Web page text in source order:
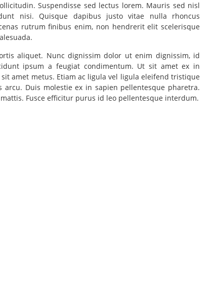
Suspendisse sed lectus lorem. Mauris sed nisl
nisi. Quisque dapibus justo vitae nulla rhoncus
rutrum finibus enim, non hendrerit elit scelerisque
aliquet. Nunc dignissim dolor ut enim dignissim, id
ipsum a feugiat condimentum. Ut sit amet ex in
amet metus. Etiam ac ligula vel ligula eleifend tristique
arcu. Duis molestie ex in sapien pellentesque pharetra.
Fusce efficitur purus id leo pellentesque interdum.